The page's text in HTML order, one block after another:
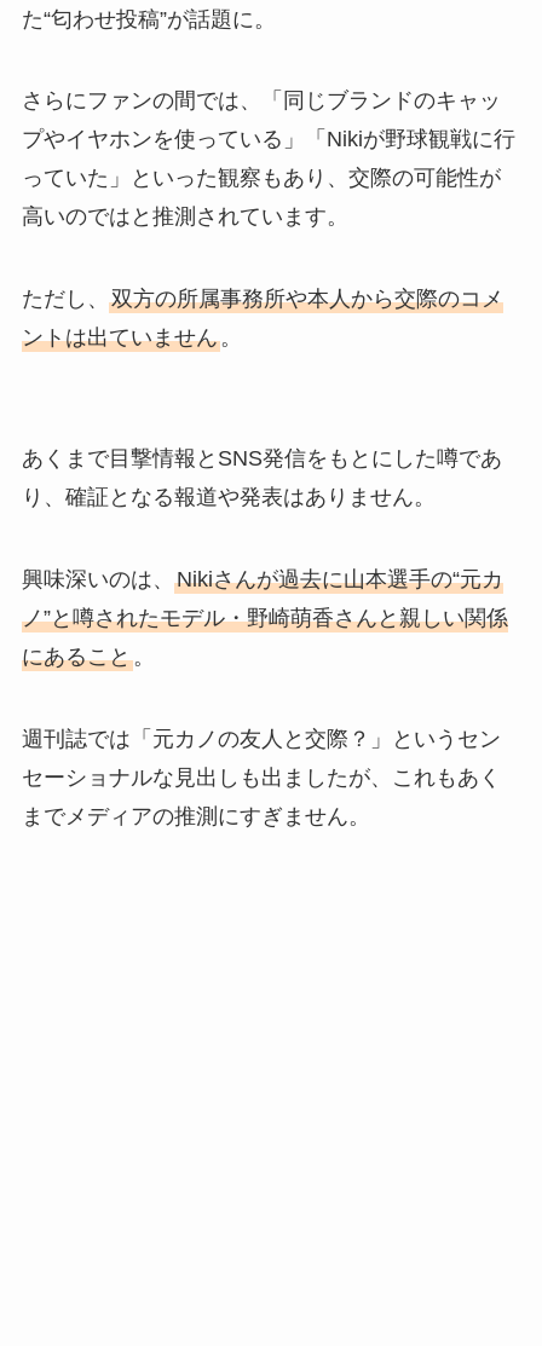
た“匂わせ投稿”が話題に。
さらにファンの間では、「同じブランドのキャッ
プやイヤホンを使っている」「Nikiが野球観戦に行
っていた」といった観察もあり、交際の可能性が
高いのではと推測されています。
ただし、 双方の所属事務所や本人から交際のコメ
ントは出ていません。
あくまで目撃情報とSNS発信をもとにした噂であ
り、確証となる報道や発表はありません。
興味深いのは、 Nikiさんが過去に山本選手の“元カ
ノ”と噂されたモデル・野崎萌香さんと親しい関係
にあること。
週刊誌では「元カノの友人と交際？」というセン
セーショナルな見出しも出ましたが、これもあく
までメディアの推測にすぎません。